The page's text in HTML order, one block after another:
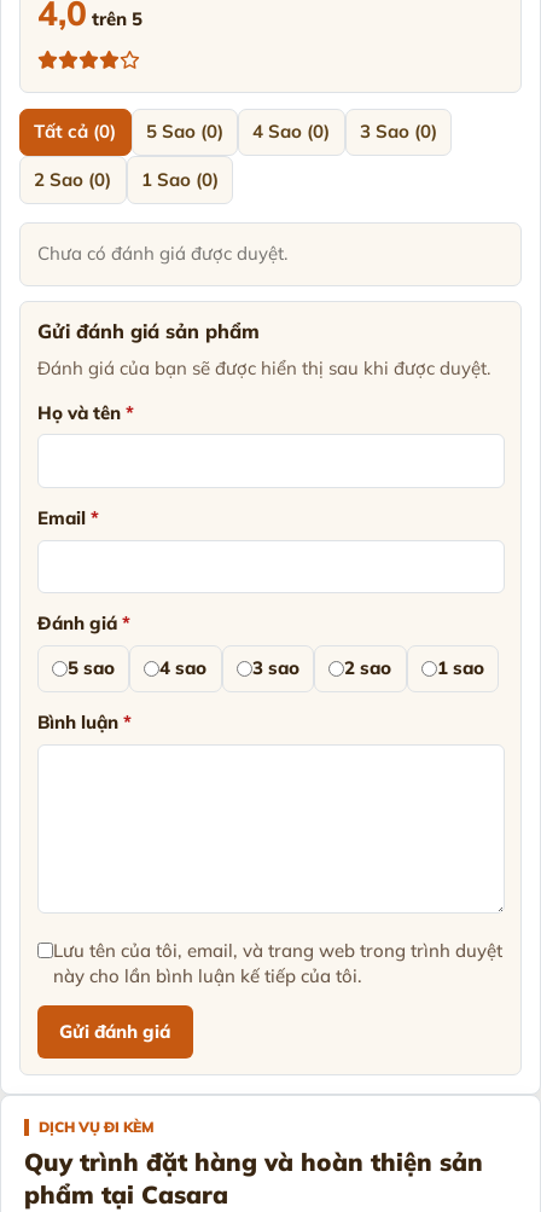
4,0 trên 5
Tất cả (0) 5 Sao (0) 4 Sao (0) 3 Sao (0)
2 Sao (0) 1 Sao (0)
Chưa có đánh giá được duyệt.
Gửi đánh giá sản phẩm
Đánh giá của bạn sẽ được hiển thị sau khi được duyệt.
Họ và tên *
Email *
Đánh giá *
5 sao
4 sao 3 sao 2 sao 1 sao
Bình luận *
Lưu tên của tôi, email, và trang web trong trình duyệt
này cho lần bình luận kế tiếp của tôi.
DỊCH VỤ ĐI KÈM
Quy trình đặt hàng và hoàn thiện sản
phẩm tại Casara